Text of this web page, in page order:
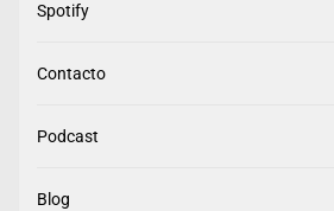
Spotify
Contacto
Podcast
Blog